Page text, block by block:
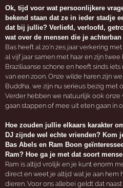
Ok, tijd voor wat persoonlijkere
bekend staan dat ze in ieder stadje
dat bij jullie? Verliefd, verloofd,
wat over de mensen die je
Bas heeft al zo'n zes jaar verkering
al vijf jaar samen met haar en zijn
Braziliaanse schone en heeft sinds
van een zoon. Onze wilde haren zijn
Buddha, we zijn nu serieus bezig met
Verder hebben we natuurlijk ook
gaan stappen of mee uit eten gaan in
Hoe zouden jullie elkaars karakter
DJ zijnde wel echte vrienden? Kom
Bas Abels en Ram Boon
Ram? Hoe ga je met dat soort
Ram is altijd vrolijk en je kunt enorm
direct en weet je altijd wat je aan hem
dieren. Voor ons allebei geldt dat